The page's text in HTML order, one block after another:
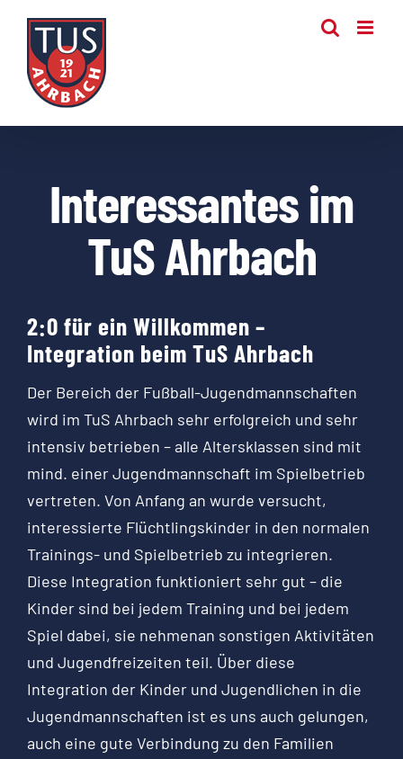
springen
Interessantes im
TuS Ahrbach
2:0 für ein Willkommen –
Integration beim TuS Ahrbach
Der Bereich der Fußball-Jugendmannschaften
wird im TuS Ahrbach sehr erfolgreich und sehr
intensiv betrieben – alle Altersklassen sind mit
mind. einer Jugendmannschaft im Spielbetrieb
vertreten. Von Anfang an wurde versucht,
interessierte Flüchtlingskinder in den normalen
Trainings- und Spielbetrieb zu integrieren.
Diese Integration funktioniert sehr gut – die
Kinder sind bei jedem Training und bei jedem
Spiel dabei, sie nehmenan sonstigen Aktivitäten
und Jugendfreizeiten teil. Über diese
Integration der Kinder und Jugendlichen in die
Jugendmannschaften ist es uns auch gelungen,
auch eine gute Verbindung zu den Familien